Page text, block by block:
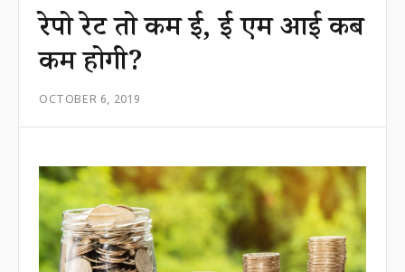
रेपो रेट तो कम हुई, ई एम आई कब
कम होगी?
OCTOBER 6, 2019